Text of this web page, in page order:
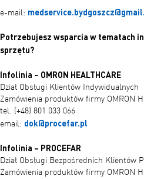
e-mail:
Potrzebujesz wsparcia w tematach
sprzętu?
Infolinia – OMRON HEALTHCARE
Dział Obsługi Klientów Indywidualnych
Zamówienia produktów firmy OMRON
tel. (+48) 801 033 066
email: dok@procefar.pl
Infolinia – PROCEFAR
Dział Obsługi Bezpośrednich Klientów
Zamówienia produktów firmy OMRON